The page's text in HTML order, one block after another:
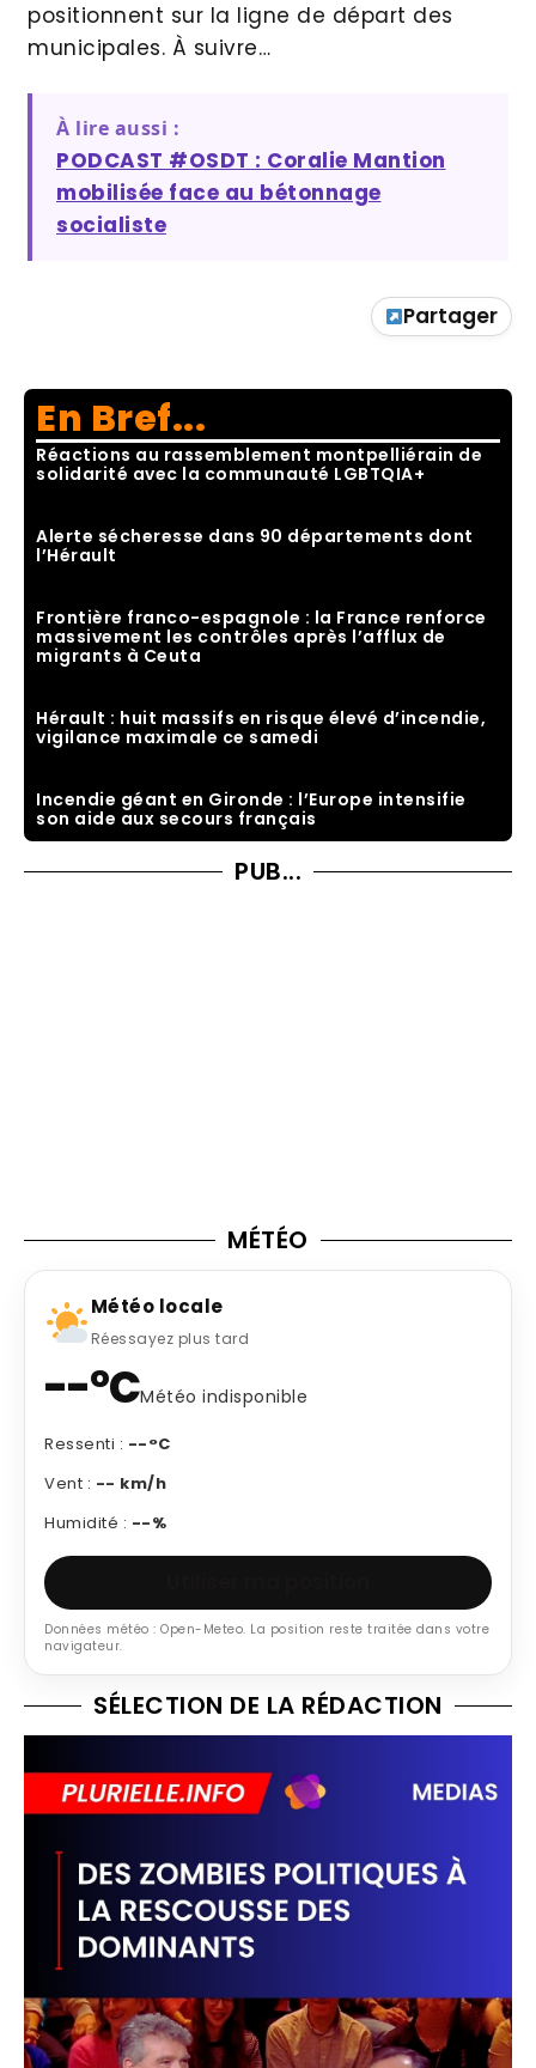
positionnent sur la ligne de départ des
municipales. À suivre…
À lire aussi :
PODCAST #OSDT : Coralie Mantion
mobilisée face au bétonnage
socialiste
Partager
En Bref...
Réactions au rassemblement montpelliérain de
solidarité avec la communauté LGBTQIA+
Alerte sécheresse dans 90 départements dont
l’Hérault
Frontière franco-espagnole : la France renforce
massivement les contrôles après l’afflux de
migrants à Ceuta
Hérault : huit massifs en risque élevé d’incendie,
vigilance maximale ce samedi
Incendie géant en Gironde : l’Europe intensifie
son aide aux secours français
PUB...
MÉTÉO
Météo locale
Réessayez plus tard
--°CMétéo indisponible
Ressenti : --°C
Vent : -- km/h
Humidité : --%
Données météo : Open-Meteo. La position reste traitée dans votre
navigateur.
SÉLECTION DE LA RÉDACTION